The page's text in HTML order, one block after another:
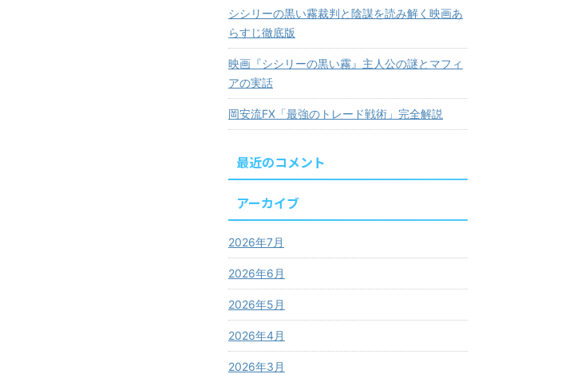
シシリーの黒い霧裁判と陰謀を読み解く映画あ
らすじ徹底版
映画『シシリーの黒い霧』主人公の謎とマフィ
アの実話
岡安流FX「最強のトレード戦術」完全解説
最近のコメント
アーカイブ
2026年7月
2026年6月
2026年5月
2026年4月
2026年3月